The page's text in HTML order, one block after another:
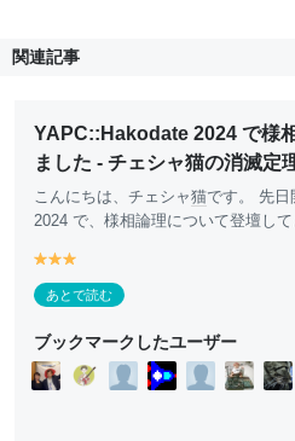
関連記事
YAPC::Hakodate 2024 で様
ました - チェシャ猫の消滅定
こんにちは、チェシャ猫です。 先
2024 で、様相論理について登壇し
y
e
ll
w
y
e
ll
o
w
e
ll
w
あとで読む
ブックマークしたユーザー